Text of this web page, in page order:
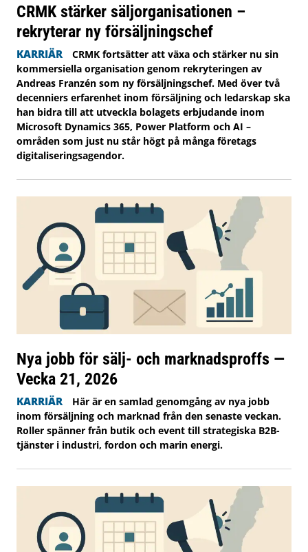
CRMK stärker säljorganisationen –
rekryterar ny försäljningschef
KARRIÄR
CRMK fortsätter att växa och stärker nu sin
kommersiella organisation genom rekryteringen av
Andreas Franzén som ny försäljningschef. Med över två
decenniers erfarenhet inom försäljning och ledarskap ska
han bidra till att utveckla bolagets erbjudande inom
Microsoft Dynamics 365, Power Platform och AI –
områden som just nu står högt på många företags
digitaliseringsagendor.
Nya jobb för sälj- och marknadsproffs —
Vecka 21, 2026
KARRIÄR
Här är en samlad genomgång av nya jobb
inom försäljning och marknad från den senaste veckan.
Roller spänner från butik och event till strategiska B2B-
tjänster i industri, fordon och marin energi.